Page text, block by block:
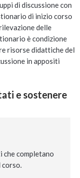
di discussione con
di inizio corso
delle
è condizione
risorse didattiche del
in appositi
e sostenere
completano